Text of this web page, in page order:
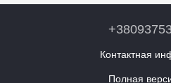
Контактная
Полная